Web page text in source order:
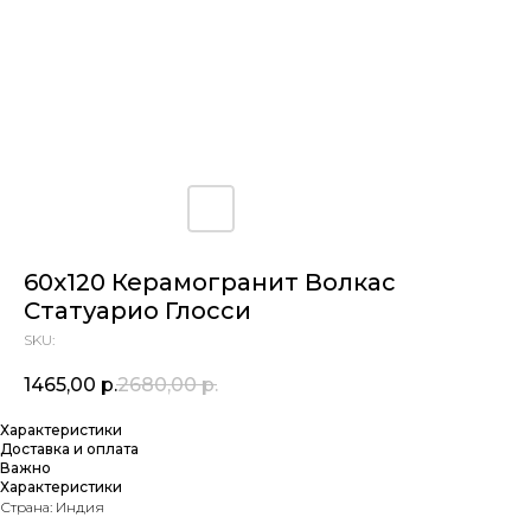
60х120 Керамогранит Волкас
Статуарио Глосси
SKU:
1465,00 р.2680,00 р.
Характеристики
Доставка и оплата
Важно
Характеристики
Страна: Индия